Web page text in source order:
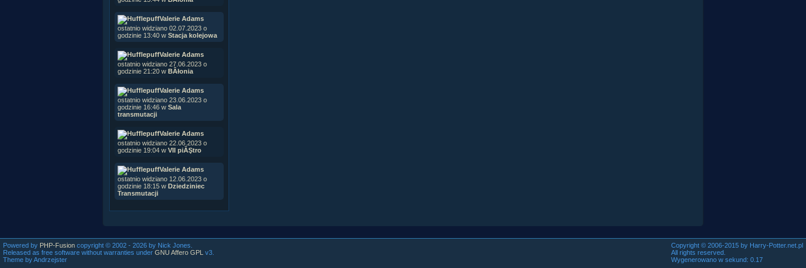
Valerie Adams
ostatnio widziano 02.07.2023 o
godzinie 13:40 w Stacja kolejowa
Valerie Adams
ostatnio widziano 27.06.2023 o
godzinie 21:20 w BÂłonia
Valerie Adams
ostatnio widziano 23.06.2023 o
godzinie 16:46 w Sala
transmutacji
Valerie Adams
ostatnio widziano 22.06.2023 o
godzinie 19:04 w VII piĂŞtro
Valerie Adams
ostatnio widziano 12.06.2023 o
godzinie 18:15 w Dziedziniec
Transmutacji
Powered by PHP-Fusion copyright © 2002 - 2026 by Nick Jones.
Released as free software without warranties under GNU Affero GPL
v3.
Theme by Andrzejster
Copyright © 2006-2015 by Harry-Potter.net.pl
All rights reserved.
Wygenerowano w sekund: 0.17